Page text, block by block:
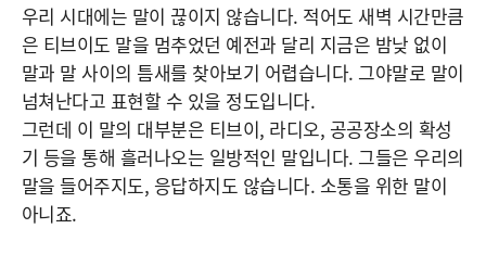
우리 시대에는 말이 끊이지 않습니다. 적어도 새벽 시간만큼
은 티브이도 말을 멈추었던 예전과 달리 지금은 밤낮 없이
말과 말 사이의 틈새를 찾아보기 어렵습니다. 그야말로 말이
넘쳐난다고 표현할 수 있을 정도입니다.
그런데 이 말의 대부분은 티브이, 라디오, 공공장소의 확성
기 등을 통해 흘러나오는 일방적인 말입니다. 그들은 우리의
말을 들어주지도, 응답하지도 않습니다. 소통을 위한 말이
아니죠.